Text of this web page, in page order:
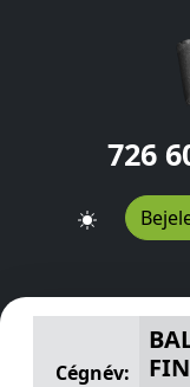
726
Cégnév: